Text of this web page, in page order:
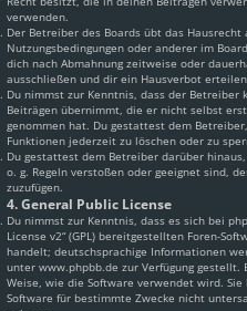
verwenden.
Der Betreiber des Boards übt das Hausrecht
Nutzungsbedingungen oder anderer im
dich nach Abmahnung zeitweise oder
ausschließen und dir ein Hausverbot
Du nimmst zur Kenntnis, dass der
Beiträgen übernimmt, die er nicht selbst
genommen hat. Du gestattest dem
Funktionen jederzeit zu löschen oder zu
Du gestattest dem Betreiber darüber
o. g. Regeln verstoßen oder geeignet sind,
zuzufügen.
4. General Public License
Du nimmst zur Kenntnis, dass es sich bei
License v2“ (GPL) bereitgestellten Foren-
handelt; deutschsprachige Informationen
unter www.phpbb.de zur Verfügung
Weise, wie die Software verwendet wird.
Software für bestimmte Zwecke nicht